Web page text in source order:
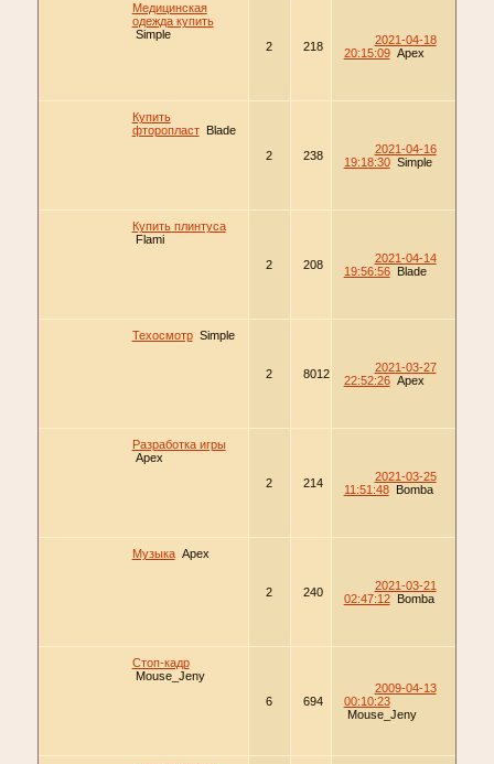
Медицинская
одежда купить
Simple
2
218
2021-04-18
20:15:09 Apex
Купить
фторопласт
Blade
2
238
2021-04-16
19:18:30 Simple
Купить плинтуса
Flami
2
208
2021-04-14
19:56:56
Blade
Техосмотр Simple
2 8012
2021-03-27
22:52:26 Apex
Разработка игры
Apex
2
214
2021-03-25
11:51:48
Bomba
Музыка Apex
2 240
2021-03-21
02:47:12
Bomba
Стоп-кадр
Mouse_Jeny
6
694
2009-04-13
00:10:23
Mouse_Jeny